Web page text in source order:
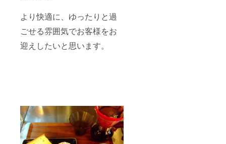
より快適に、ゆったりと過
ごせる雰囲気でお客様をお
迎えしたいと思います。